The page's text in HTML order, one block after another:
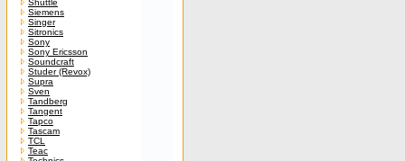
Shuttle
Siemens
Singer
Sitronics
Sony
Sony Ericsson
Soundcraft
Studer (Revox)
Supra
Sven
Tandberg
Tangent
Tapco
Tascam
TCL
Teac